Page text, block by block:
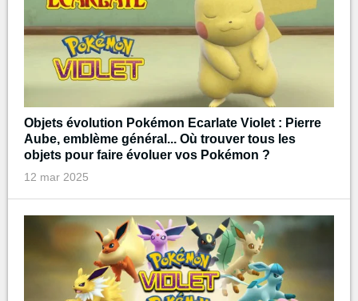
Objets évolution Pokémon Ecarlate Violet : Pierre
Aube, emblème général... Où trouver tous les
objets pour faire évoluer vos Pokémon ?
12 mar 2025